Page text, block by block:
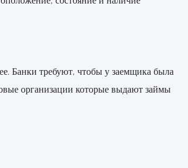
Банки требуют, чтобы у заемщика была
организации которые выдают займы